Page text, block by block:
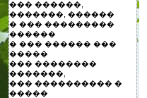
��� ������,
�������, ������
� ��� ���������
������
� ��� ������ ���
�����
��� ��������
�������,
��� ���������� �
�����